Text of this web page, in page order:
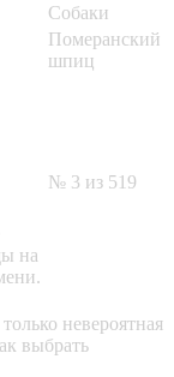
Собаки
Померанский
шпиц
на
№ 3 из 519
невероятная
выбрать